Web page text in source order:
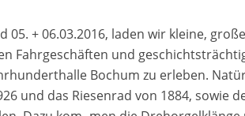
05. + 06.03.2016, laden wir kleine,
Fahrgeschäften und
Bochum zu erleben.
und das Riesenrad von 1884, sowie